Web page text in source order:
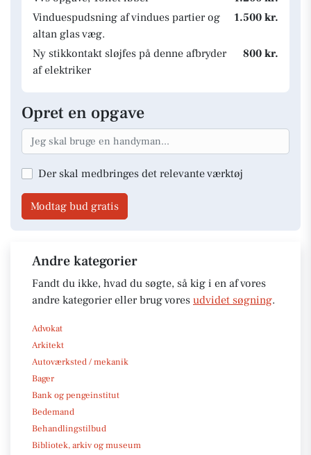
Vinduespudsning af vindues partier og
altan glas væg.
1.500 kr.
Ny stikkontakt sløjfes på denne afbryder
af elektriker
800 kr.
Opret en opgave
Der skal medbringes det relevante værktøj
Modtag bud gratis
Andre kategorier
Fandt du ikke, hvad du søgte, så kig i en af vores
andre kategorier eller brug vores udvidet søgning.
Advokat
Arkitekt
Autoværksted / mekanik
Bager
Bank og pengeinstitut
Bedemand
Behandlingstilbud
Bibliotek, arkiv og museum